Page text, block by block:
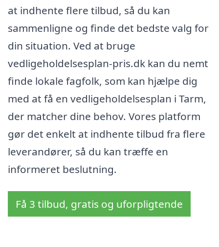
at indhente flere tilbud, så du kan
sammenligne og finde det bedste valg for
din situation. Ved at bruge
vedligeholdelsesplan-pris.dk kan du nemt
finde lokale fagfolk, som kan hjælpe dig
med at få en vedligeholdelsesplan i Tarm,
der matcher dine behov. Vores platform
gør det enkelt at indhente tilbud fra flere
leverandører, så du kan træffe en
informeret beslutning.
Få 3 tilbud, gratis og uforpligtende